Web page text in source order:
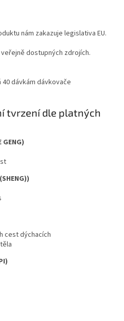
nám zakazuje legislativa EU.
dostupných zdrojích.
dávkám dávkovače
tvrzení dle platných
cest dýchacích